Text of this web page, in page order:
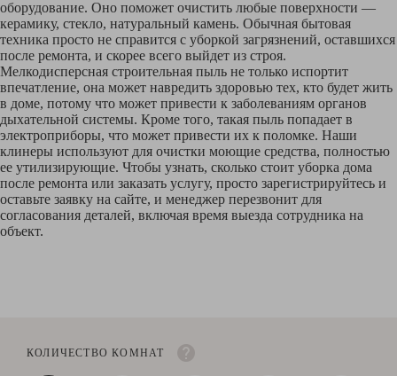
оборудование. Оно поможет очистить любые поверхности —
керамику, стекло, натуральный камень. Обычная бытовая
техника просто не справится с уборкой загрязнений, оставшихся
после ремонта, и скорее всего выйдет из строя.
Мелкодисперсная строительная пыль не только испортит
впечатление, она может навредить здоровью тех, кто будет жить
в доме, потому что может привести к заболеваниям органов
дыхательной системы. Кроме того, такая пыль попадает в
электроприборы, что может привести их к поломке. Наши
клинеры используют для очистки моющие средства, полностью
ее утилизирующие. Чтобы узнать, сколько стоит уборка дома
после ремонта или заказать услугу, просто зарегистрируйтесь и
оставьте заявку на сайте, и менеджер перезвонит для
согласования деталей, включая время выезда сотрудника на
объект.
КОЛИЧЕСТВО КОМНАТ